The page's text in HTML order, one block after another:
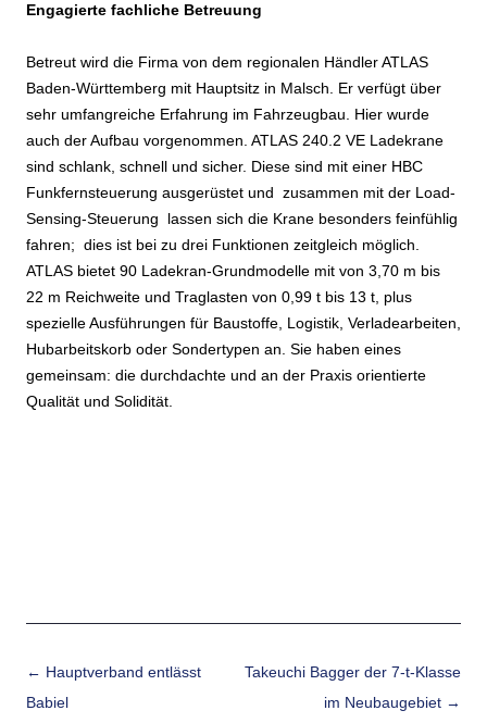
Engagierte fachliche Betreuung
Betreut wird die Firma von dem regionalen Händler ATLAS
Baden-Württemberg mit Hauptsitz in Malsch. Er verfügt über
sehr umfangreiche Erfahrung im Fahrzeugbau. Hier wurde
auch der Aufbau vorgenommen. ATLAS 240.2 VE Ladekrane
sind schlank, schnell und sicher. Diese sind mit einer HBC
Funkfernsteuerung ausgerüstet und zusammen mit der Load-
Sensing-Steuerung lassen sich die Krane besonders feinfühlig
fahren; dies ist bei zu drei Funktionen zeitgleich möglich.
ATLAS bietet 90 Ladekran-Grundmodelle mit von 3,70 m bis
22 m Reichweite und Traglasten von 0,99 t bis 13 t, plus
spezielle Ausführungen für Baustoffe, Logistik, Verladearbeiten,
Hubarbeitskorb oder Sondertypen an. Sie haben eines
gemeinsam: die durchdachte und an der Praxis orientierte
Qualität und Solidität.
Beitrags-Navigation
← Hauptverband entlässt
Babiel
Takeuchi Bagger der 7-t-Klasse
im Neubaugebiet →